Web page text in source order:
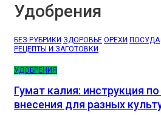
Удобрения
БЕЗ РУБРИКИ ЗДОРОВЬЕ ОРЕХИ ПОСУДА
РЕЦЕПТЫ И ЗАГОТОВКИ
УДОБРЕНИЯ
Гумат калия: инструкция
внесения для разных